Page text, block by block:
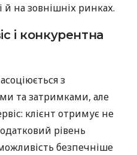
й на зовнішніх ринках.
і конкурентна
з
та затримками, але
клієнт отримує не
рівень
безпечніше